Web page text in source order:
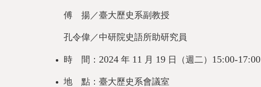
傅 揚／臺大歷史系副教授
孔令偉／中研院史語所助研究員
時 間： 2024 年 11 月 19 日（週二） 15:00-17:00
地 點：臺大歷史系會議室